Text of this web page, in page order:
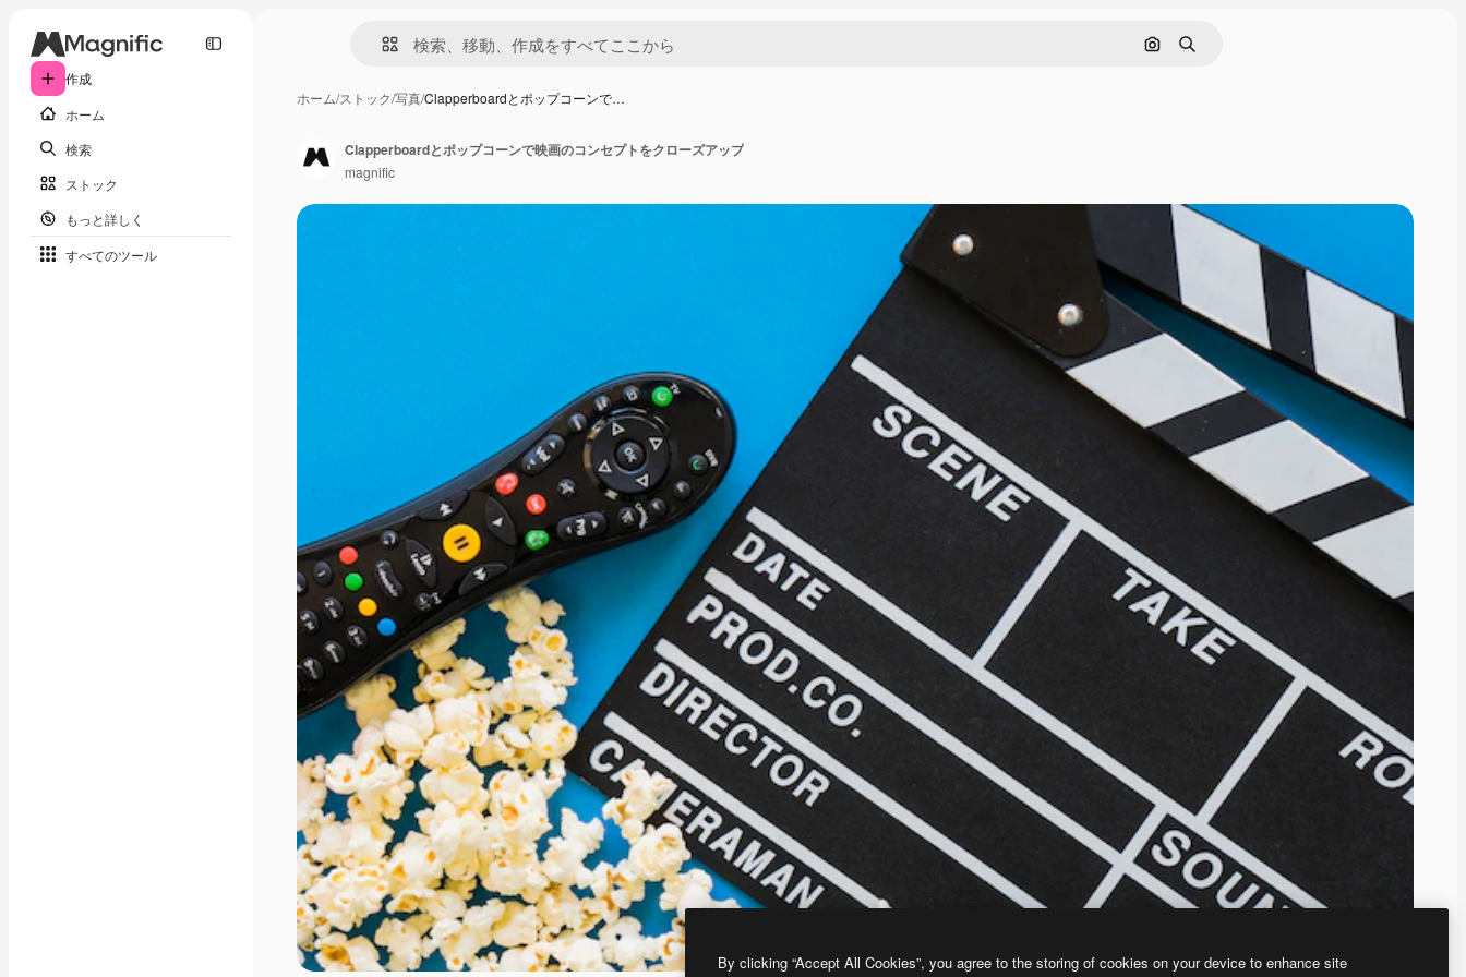
作成
ホーム
検索
ストック
もっと詳しく
すべてのツール
画像で検索
検索
ホーム/ストック/写真/Clapperboardとポップコーンで…
Clapperboardとポップコーンで映画のコンセプトをクローズアップ
magnific
By clicking “Accept All Cookies”, you agree to the storing of cookies on your device to enhance site